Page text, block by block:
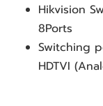
Hikvision
8Ports
Switching
HDTVI